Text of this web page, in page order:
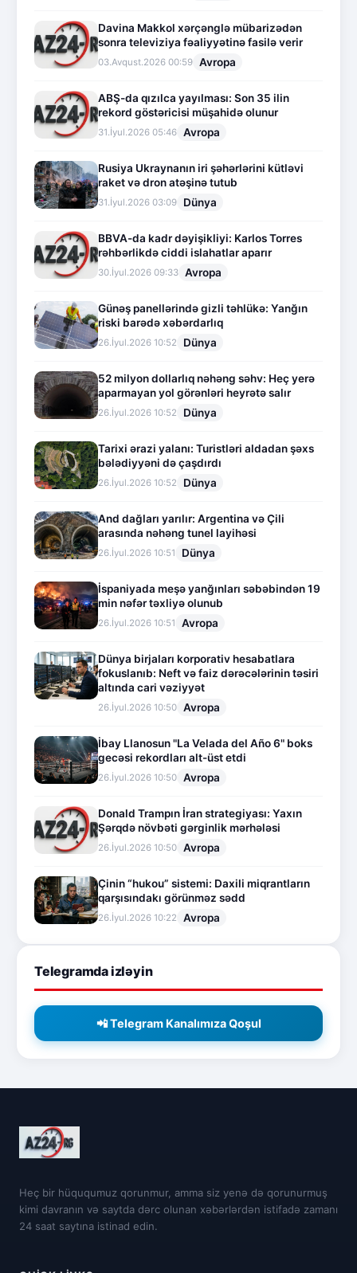
Davina Makkol xərçənglə mübarizədən
sonra televiziya fəaliyyətinə fasilə verir
03.Avqust.2026 00:59 Avropa
ABŞ-da qızılca yayılması: Son 35 ilin
rekord göstəricisi müşahidə olunur
31.İyul.2026 05:46 Avropa
Rusiya Ukraynanın iri şəhərlərini kütləvi
raket və dron atəşinə tutub
31.İyul.2026 03:09 Dünya
BBVA-da kadr dəyişikliyi: Karlos Torres
rəhbərlikdə ciddi islahatlar aparır
30.İyul.2026 09:33 Avropa
Günəş panellərində gizli təhlükə: Yanğın
riski barədə xəbərdarlıq
26.İyul.2026 10:52 Dünya
52 milyon dollarlıq nəhəng səhv: Heç yerə
aparmayan yol görənləri heyrətə salır
26.İyul.2026 10:52 Dünya
Tarixi ərazi yalanı: Turistləri aldadan şəxs
bələdiyyəni də çaşdırdı
26.İyul.2026 10:52 Dünya
And dağları yarılır: Argentina və Çili
arasında nəhəng tunel layihəsi
26.İyul.2026 10:51 Dünya
İspaniyada meşə yanğınları səbəbindən 19
min nəfər təxliyə olunub
26.İyul.2026 10:51 Avropa
Dünya birjaları korporativ hesabatlara
fokuslanıb: Neft və faiz dərəcələrinin təsiri
altında cari vəziyyət
26.İyul.2026 10:50 Avropa
İbay Llanosun "La Velada del Año 6" boks
gecəsi rekordları alt-üst etdi
26.İyul.2026 10:50 Avropa
Donald Trampın İran strategiyası: Yaxın
Şərqdə növbəti gərginlik mərhələsi
26.İyul.2026 10:50 Avropa
Çinin “hukou” sistemi: Daxili miqrantların
qarşısındakı görünməz sədd
26.İyul.2026 10:22 Avropa
Telegramda izləyin
📲 Telegram Kanalımıza Qoşul
Heç bir hüququmuz qorunmur, amma siz yenə də qorunurmuş
kimi davranın və saytda dərc olunan xəbərlərdən istifadə zamanı
24 saat saytına istinad edin.